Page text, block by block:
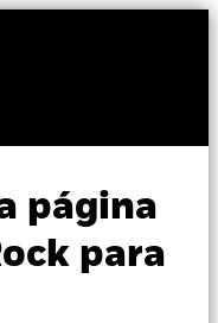
página
para